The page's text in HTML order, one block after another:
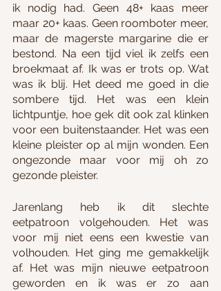
ik nodig had. Geen 48+ kaas meer
maar 20+ kaas. Geen roomboter meer,
maar de magerste margarine die er
bestond. Na een tijd viel ik zelfs een
broekmaat af. Ik was er trots op. Wat
was ik blij. Het deed me goed in die
sombere tijd. Het was een klein
lichtpuntje, hoe gek dit ook zal klinken
voor een buitenstaander. Het was een
kleine pleister op al mijn wonden. Een
ongezonde maar voor mij oh zo
gezonde pleister.
Jarenlang heb ik dit slechte
eetpatroon volgehouden. Het was
voor mij niet eens een kwestie van
volhouden. Het ging me gemakkelijk
af. Het was mijn nieuwe eetpatroon
geworden en ik was er zo aan